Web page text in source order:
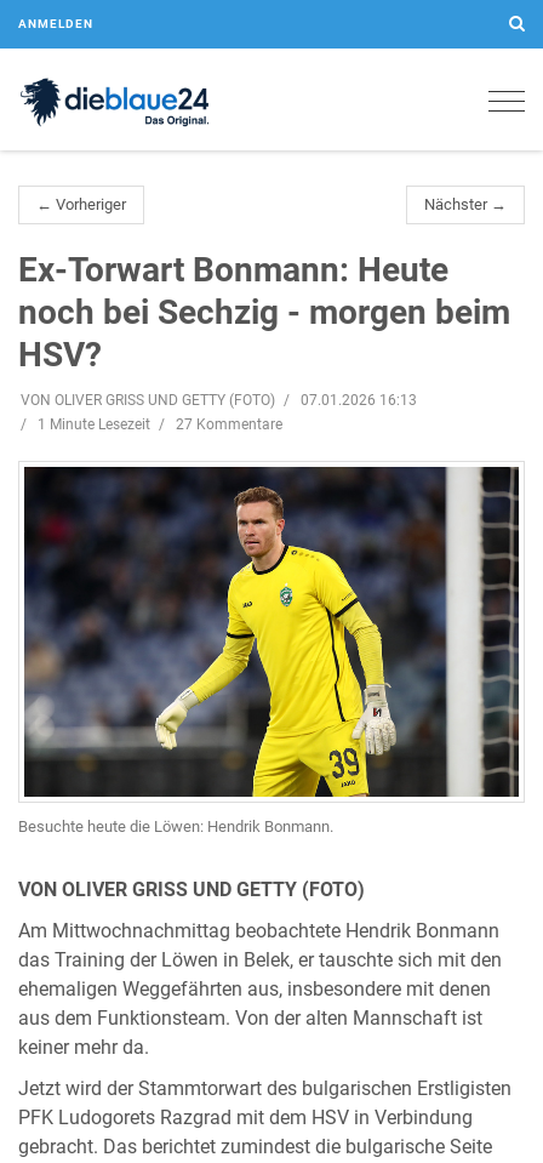
ANMELDEN
← Vorheriger Nächster →
Ex-Torwart Bonmann: Heute
noch bei Sechzig - morgen beim
HSV?
VON OLIVER GRISS UND GETTY (FOTO)
07.01.2026 16:13
1 Minute Lesezeit
27 Kommentare
Besuchte heute die Löwen: Hendrik Bonmann.
VON OLIVER GRISS UND GETTY (FOTO)
Am Mittwochnachmittag beobachtete Hendrik Bonmann
das Training der Löwen in Belek, er tauschte sich mit den
ehemaligen Weggefährten aus, insbesondere mit denen
aus dem Funktionsteam. Von der alten Mannschaft ist
keiner mehr da.
Jetzt wird der Stammtorwart des bulgarischen Erstligisten
PFK Ludogorets Razgrad mit dem HSV in Verbindung
gebracht. Das berichtet zumindest die bulgarische Seite